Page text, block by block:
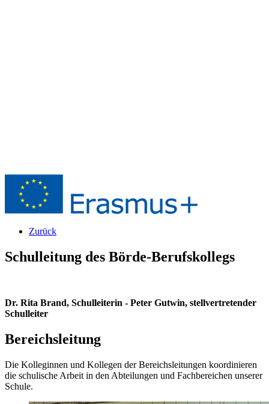
Zurück
Schulleitung des Börde-Berufskollegs
Dr. Rita Brand, Schulleiterin - Peter Gutwin, stellvertretender
Schulleiter
Bereichsleitung
Die Kolleginnen und Kollegen der Bereichsleitungen koordinieren
die schulische Arbeit in den Abteilungen und Fachbereichen unserer
Schule.